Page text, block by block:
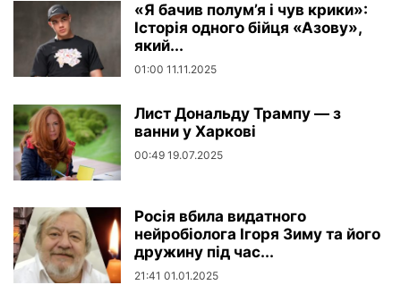
«Я бачив полум’я і чув крики»:
Історія одного бійця «Азову»,
який...
01:00 11.11.2025
Лист Дональду Трампу — з
ванни у Харкові
00:49 19.07.2025
Росія вбила видатного
нейробіолога Ігоря Зиму та його
дружину під час...
21:41 01.01.2025